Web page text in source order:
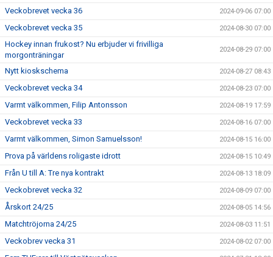
Veckobrevet vecka 36 2024-09-06 07:00
Veckobrevet vecka 35 2024-08-30 07:00
Hockey innan frukost? Nu erbjuder vi frivilliga
morgonträningar
2024-08-29 07:00
Nytt kioskschema 2024-08-27 08:43
Veckobrevet vecka 34 2024-08-23 07:00
Varmt välkommen, Filip Antonsson 2024-08-19 17:59
Veckobrevet vecka 33 2024-08-16 07:00
Varmt välkommen, Simon Samuelsson! 2024-08-15 16:00
Prova på världens roligaste idrott 2024-08-15 10:49
Från U till A: Tre nya kontrakt 2024-08-13 18:09
Veckobrevet vecka 32 2024-08-09 07:00
Årskort 24/25 2024-08-05 14:56
Matchtröjorna 24/25 2024-08-03 11:51
Veckobrev vecka 31 2024-08-02 07:00